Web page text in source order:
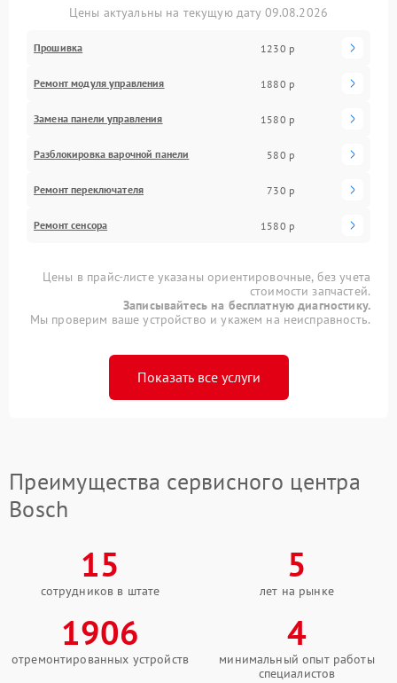
Цены актуальны на текущую дату 09.08.2026
Прошивка 1230 р
Ремонт модуля управления 1880 р
Замена панели управления 1580 р
Разблокировка варочной панели 580 р
Ремонт переключателя 730 р
Ремонт сенсора 1580 р
Цены в прайс-листе указаны ориентировочные, без учета
стоимости запчастей.
Записывайтесь на бесплатную диагностику.
Мы проверим ваше устройство и укажем на неисправность.
Показать все услуги
Преимущества сервисного центра
Bosch
15
сотрудников в штате
5
лет на рынке
1906
отремонтированных устройств
4
минимальный опыт работы
специалистов